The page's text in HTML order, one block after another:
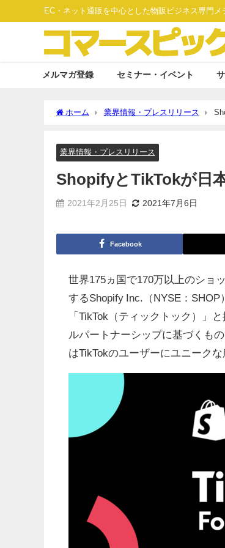
EC・ネット通販を中心とした物販ビジネス専門メ
メルマガ登録 セミナー・イベント
ホーム 業界情報・プレスリリース
業界情報・プレスリリース
ShopifyとTikTokが日
2021年2月25日 2021年7月6日
Facebook
世界175ヵ国で170万以上のショ
するShopify Inc.（NYSE：
「TikTok（ティックトック）」
ルパートナーシップに基づくも
はTikTokのユーザーにユニーク